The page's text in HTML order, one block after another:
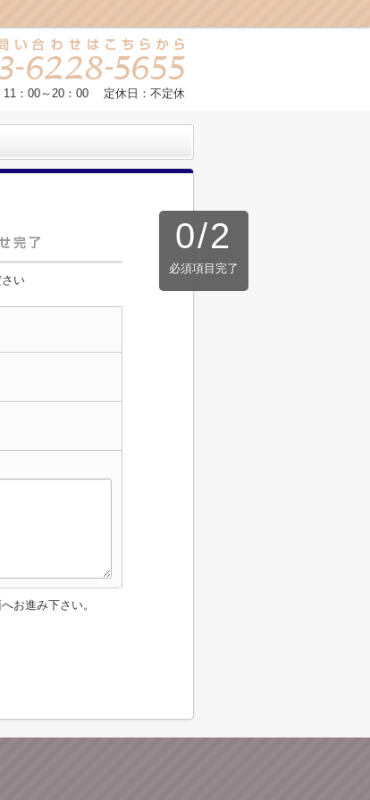
11：00～20：00 定休日：不定休
0/2
必須項目完了
い
お進み下さい。